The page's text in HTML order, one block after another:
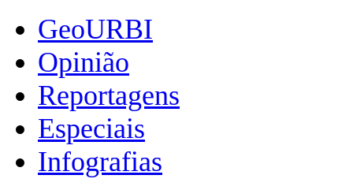
GeoURBI
Opinião
Reportagens
Especiais
Infografias